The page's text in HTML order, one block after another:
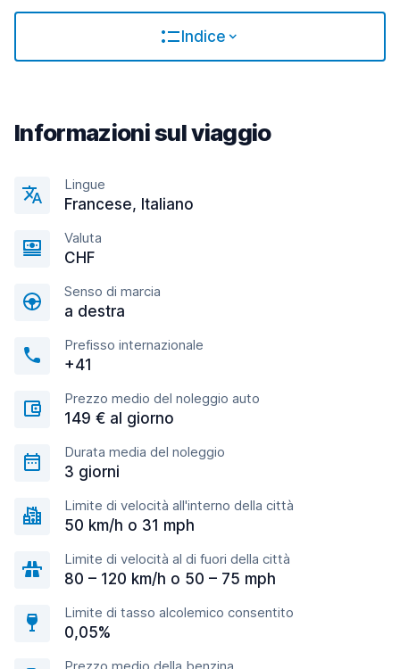
Indice
Informazioni sul viaggio
Lingue
Francese, Italiano
Valuta
CHF
Senso di marcia
a destra
Prefisso internazionale
+41
Prezzo medio del noleggio auto
149 € al giorno
Durata media del noleggio
3 giorni
Limite di velocità all'interno della città
50 km/h o 31 mph
Limite di velocità al di fuori della città
80 – 120 km/h o 50 – 75 mph
Limite di tasso alcolemico consentito
0,05%